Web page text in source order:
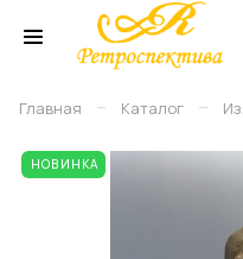
Главная – Каталог –
НОВИНКА